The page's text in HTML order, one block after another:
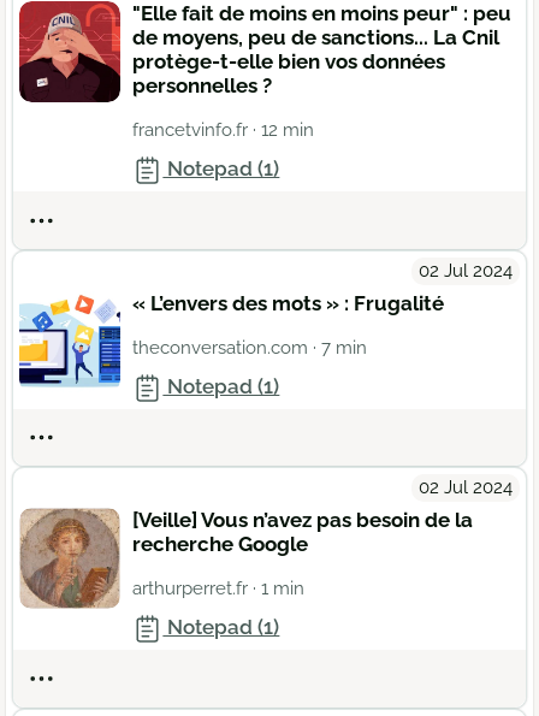
"Elle fait de moins en moins peur" : peu
de moyens, peu de sanctions... La Cnil
protège-t-elle bien vos données
personnelles ?
francetvinfo.fr · 12 min
Notepad (1)
02 Jul 2024
« L’envers des mots » : Frugalité
theconversation.com · 7 min
Notepad (1)
02 Jul 2024
[Veille] Vous n’avez pas besoin de la
recherche Google
arthurperret.fr · 1 min
Notepad (1)